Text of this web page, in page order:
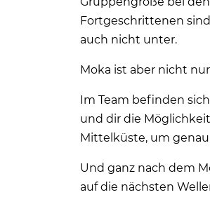
Fortgeschrittenen
auch nicht unter.
Moka ist aber nicht
Im Team befinden
und dir die
Mittelküste, um genau
Und ganz nach dem
auf die nächsten